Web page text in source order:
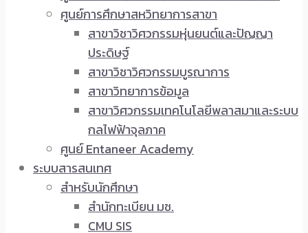
ศูนย์การศึกษาสหวิทยาการสาขา
สาขาวิชาวิศวกรรมหุ่นยนต์และปัญญา
ประดิษฐ์
สาขาวิชาวิศวกรรมบูรณาการ
สาขาวิทยาการข้อมูล
สาขาวิศวกรรมเทคโนโลยีพลาสมาและระบบ
กลไฟฟ้าจุลภาค
ศูนย์ Entaneer Academy
ระบบสารสนเทศ
สำหรับนักศึกษา
สำนักทะเบียน มช.
CMU SIS